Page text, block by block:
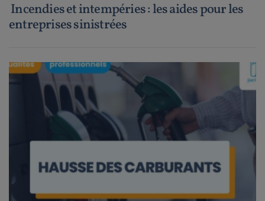
Incendies et intempéries : les aides pour les
entreprises sinistrées